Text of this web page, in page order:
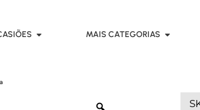
MAIS CATEGORIAS